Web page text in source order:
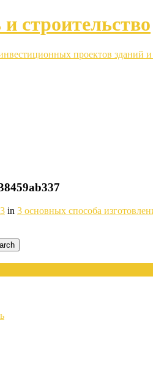
строительство
проектов зданий
in 3 основных способа